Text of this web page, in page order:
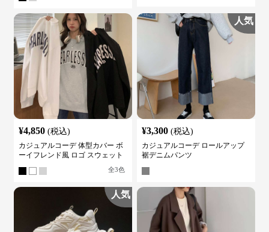
¥4,850 (税込)
カジュアルコーデ 体型カバー ボ
ーイフレンド風 ロゴ スウェット
全3色
人気
¥3,300 (税込)
カジュアルコーデ ロールアップ
裾デニムパンツ
人気